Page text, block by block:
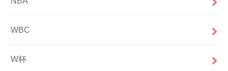
WBC
W杯